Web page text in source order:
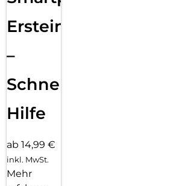
Ersteinrichtung
–
Schnelle
Hilfe
ab 14,99 €
inkl. MwSt.
Mehr